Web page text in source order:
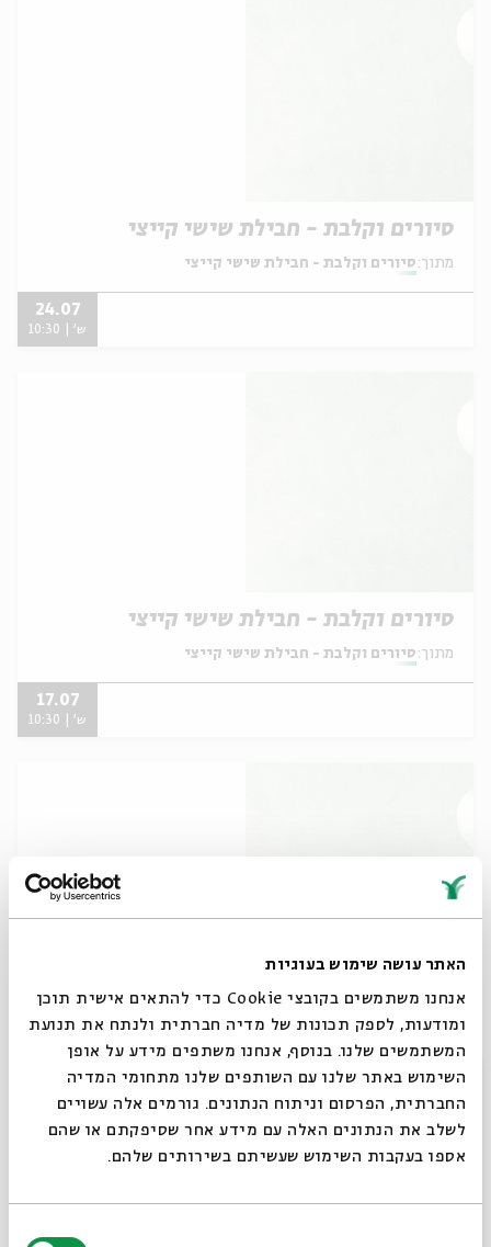
האתר עושה שימוש בעוגיות
אנחנו משתמשים בקובצי Cookie כדי להתאים אישית תוכן
ומודעות, לספק תכונות של מדיה חברתית ולנתח את תנועת
המשתמשים שלנו. בנוסף, אנחנו משתפים מידע על אופן
השימוש באתר שלנו עם השותפים שלנו מתחומי המדיה
החברתית, הפרסום וניתוח הנתונים. גורמים אלה עשויים
לשלב את הנתונים האלה עם מידע אחר שסיפקתם או שהם
אספו בעקבות השימוש שעשיתם בשירותים שלהם.
סיורים וקלבת - חבילת שישי קייצי
מתוך: סיורים וקלבת - חבילת שישי קייצי
24.07
ש' | 10:30
סיורים וקלבת - חבילת שישי קייצי
מתוך: סיורים וקלבת - חבילת שישי קייצי
17.07
ש' | 10:30
סיורים וקלבת - חבילת שישי קייצי
מתוך:סיורים וקלבת - חבילת שישי קייצי
ש' | 10:30
סגור